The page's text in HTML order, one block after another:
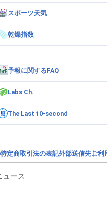
スポーツ天気
乾燥指数
予報に関するFAQ
Labs Ch.
The Last 10-second
特定商取引法の表記外部送信先ご利
ュース